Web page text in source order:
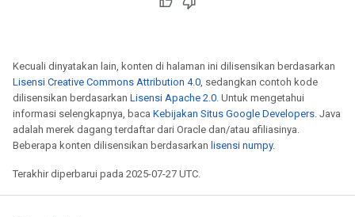
Kecuali dinyatakan lain, konten di halaman ini dilisensikan berdasarkan
Lisensi Creative Commons Attribution 4.0, sedangkan contoh kode
dilisensikan berdasarkan Lisensi Apache 2.0. Untuk mengetahui
informasi selengkapnya, baca Kebijakan Situs Google Developers. Java
adalah merek dagang terdaftar dari Oracle dan/atau afiliasinya.
Beberapa konten dilisensikan berdasarkan lisensi numpy.
Terakhir diperbarui pada 2025-07-27 UTC.